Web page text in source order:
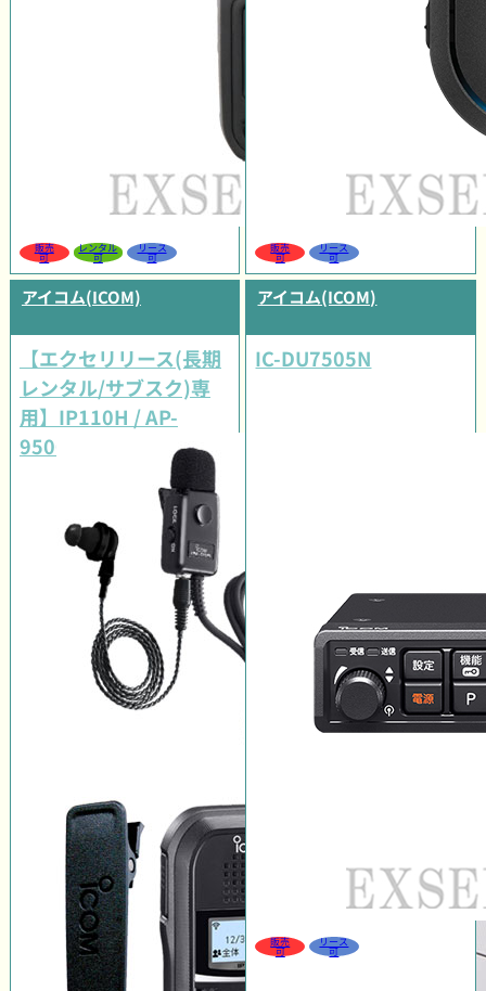
販売
可
レンタル
可
リース
可
販売
可
リース
可
アイコム(ICOM)
【エクセリリース(長期
レンタル/サブスク)専
用】IP110H / AP-
9500#11
アイコム(ICOM)
IC-DU7505N
販売
可
リース
可